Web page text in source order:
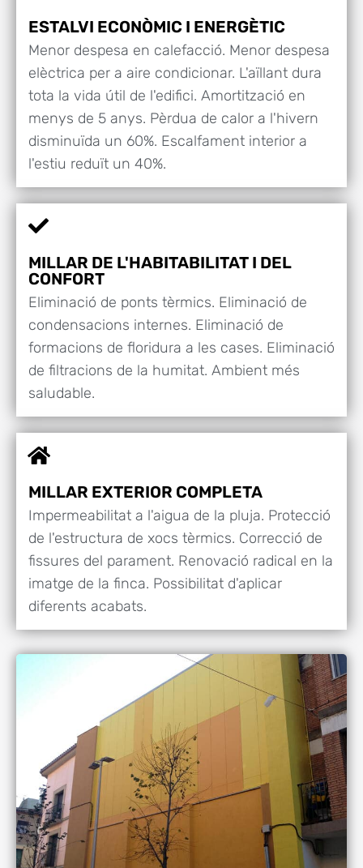
ESTALVI ECONÒMIC I ENERGÈTIC
Menor despesa en calefacció. Menor despesa
elèctrica per a aire condicionar. L'aïllant dura
tota la vida útil de l'edifici. Amortització en
menys de 5 anys. Pèrdua de calor a l'hivern
disminuïda un 60%. Escalfament interior a
l'estiu reduït un 40%.
MILLAR DE L'HABITABILITAT I DEL
CONFORT
Eliminació de ponts tèrmics. Eliminació de
condensacions internes. Eliminació de
formacions de floridura a les cases. Eliminació
de filtracions de la humitat. Ambient més
saludable.
MILLAR EXTERIOR COMPLETA
Impermeabilitat a l'aigua de la pluja. Protecció
de l'estructura de xocs tèrmics. Correcció de
fissures del parament. Renovació radical en la
imatge de la finca. Possibilitat d'aplicar
diferents acabats.